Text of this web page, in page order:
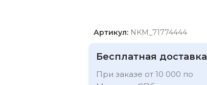
Артикул: NKM_71774444
Бесплатная доставка
При заказе от 10 000 по